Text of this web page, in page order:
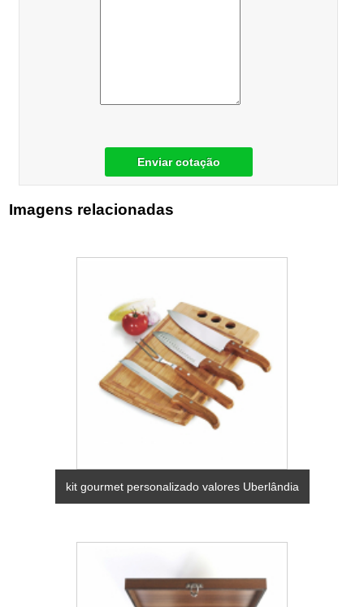
Enviar cotação
Imagens relacionadas
kit gourmet personalizado valores Uberlândia